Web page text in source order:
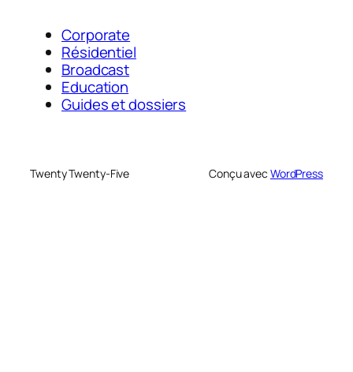
Corporate
Résidentiel
Broadcast
Education
Guides et dossiers
Twenty Twenty-Five Conçu avec WordPress